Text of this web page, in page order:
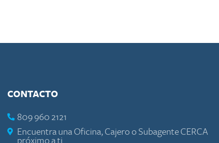
CONTACTO
809 960 2121
Encuentra una Oficina, Cajero o Subagente CERCA